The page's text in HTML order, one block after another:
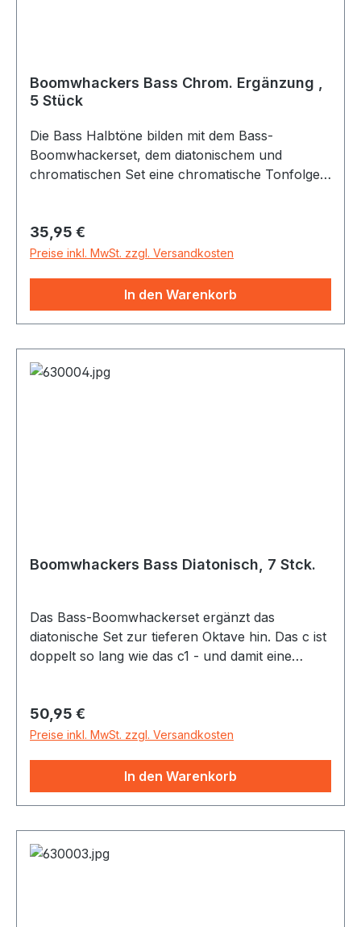
Boomwhackers Bass Chrom. Ergänzung ,
5 Stück
Die Bass Halbtöne bilden mit dem Bass-
Boomwhackerset, dem diatonischem und
chromatischen Set eine chromatische Tonfolge
(ähnlich wie das Spiel auf den schwarzen Tasten
beim Klavier)
Regulärer Preis:
35,95 €
Preise inkl. MwSt. zzgl. Versandkosten
In den Warenkorb
Boomwhackers Bass Diatonisch, 7 Stck.
Das Bass-Boomwhackerset ergänzt das
diatonische Set zur tieferen Oktave hin. Das c ist
doppelt so lang wie das c1 - und damit eine
Regulärer Preis:
50,95 €
Preise inkl. MwSt. zzgl. Versandkosten
In den Warenkorb